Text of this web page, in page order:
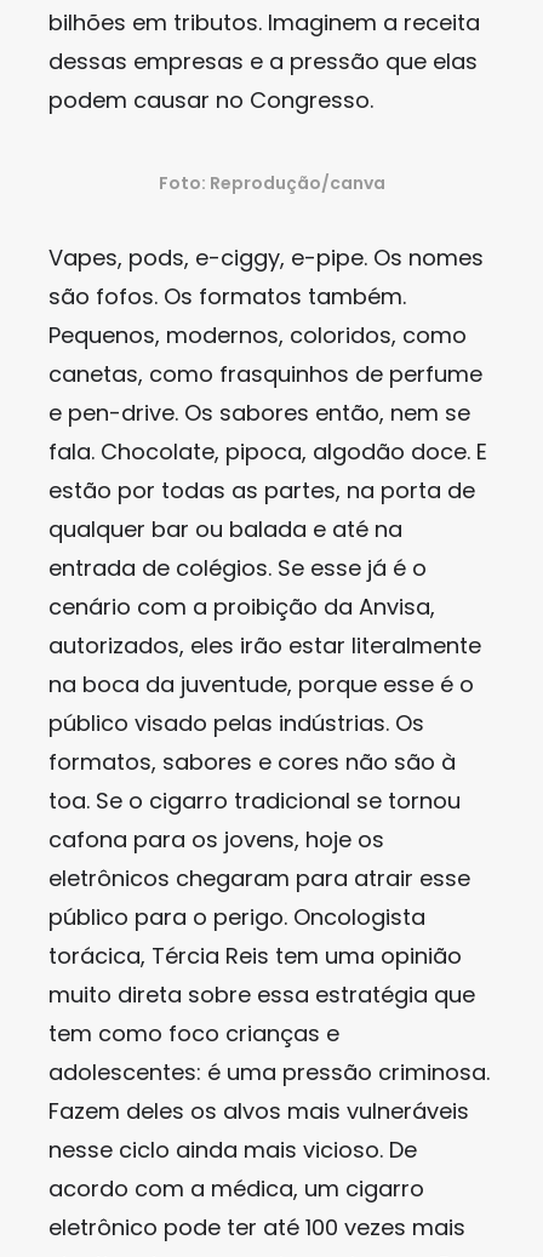
bilhões em tributos. Imaginem a receita
dessas empresas e a pressão que elas
podem causar no Congresso.
Foto: Reprodução/canva
Vapes, pods, e-ciggy, e-pipe. Os nomes
são fofos. Os formatos também.
Pequenos, modernos, coloridos, como
canetas, como frasquinhos de perfume
e pen-drive. Os sabores então, nem se
fala. Chocolate, pipoca, algodão doce. E
estão por todas as partes, na porta de
qualquer bar ou balada e até na
entrada de colégios. Se esse já é o
cenário com a proibição da Anvisa,
autorizados, eles irão estar literalmente
na boca da juventude, porque esse é o
público visado pelas indústrias. Os
formatos, sabores e cores não são à
toa. Se o cigarro tradicional se tornou
cafona para os jovens, hoje os
eletrônicos chegaram para atrair esse
público para o perigo. Oncologista
torácica, Tércia Reis tem uma opinião
muito direta sobre essa estratégia que
tem como foco crianças e
adolescentes: é uma pressão criminosa.
Fazem deles os alvos mais vulneráveis
nesse ciclo ainda mais vicioso. De
acordo com a médica, um cigarro
eletrônico pode ter até 100 vezes mais